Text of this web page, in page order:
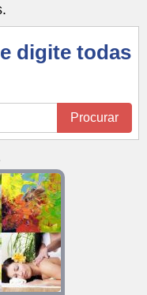
digite todas
Procurar